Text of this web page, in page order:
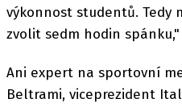
výkonnost studentů. Tedy
zvolit sedm hodin
Ani expert na sportovní
Beltrami, viceprezident